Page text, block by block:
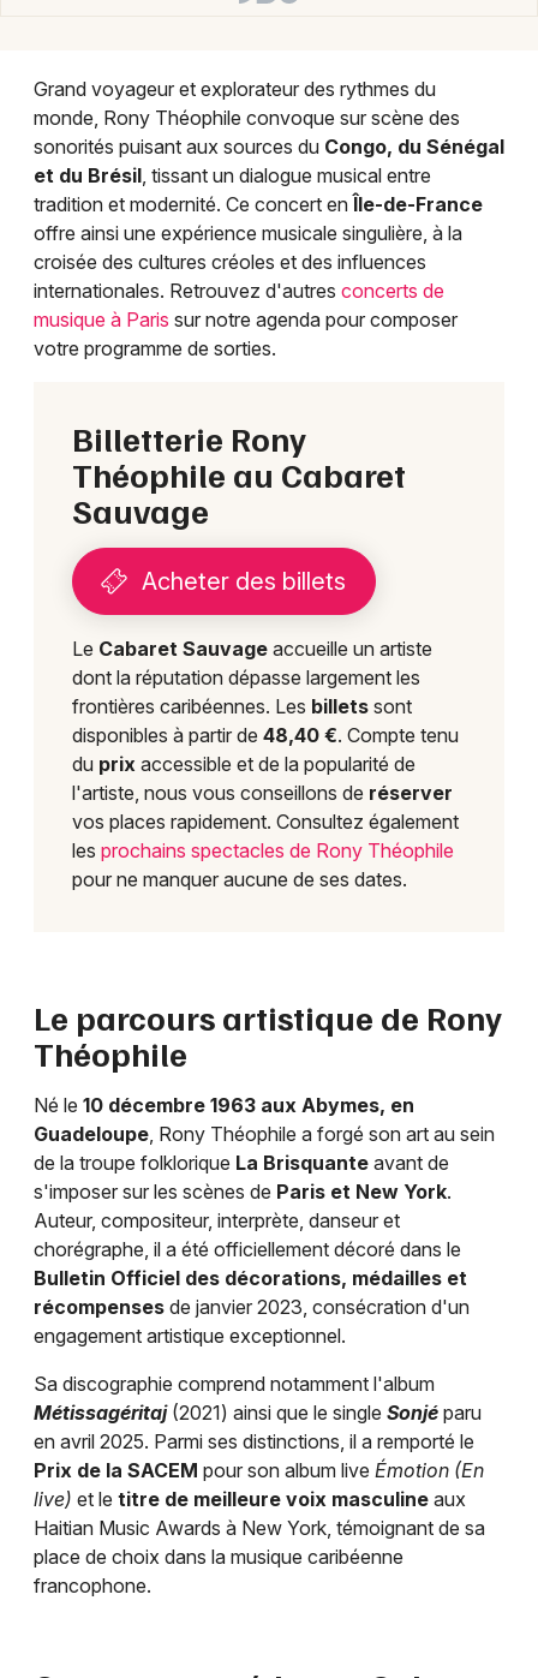
75 - Paris
Mon email
Je m'abonne
Grand voyageur et explorateur des rythmes du
monde, Rony Théophile convoque sur scène des
sonorités puisant aux sources du Congo, du Sénégal
et du Brésil, tissant un dialogue musical entre
tradition et modernité. Ce concert en Île-de-France
offre ainsi une expérience musicale singulière, à la
croisée des cultures créoles et des influences
internationales. Retrouvez d'autres concerts de
musique à Paris sur notre agenda pour composer
votre programme de sorties.
Billetterie Rony
Théophile au Cabaret
Sauvage
Acheter des billets
Le Cabaret Sauvage accueille un artiste
dont la réputation dépasse largement les
frontières caribéennes. Les billets sont
disponibles à partir de 48,40 €. Compte tenu
du prix accessible et de la popularité de
l'artiste, nous vous conseillons de réserver
vos places rapidement. Consultez également
les prochains spectacles de Rony Théophile
pour ne manquer aucune de ses dates.
Le parcours artistique de Rony
Théophile
Né le 10 décembre 1963 aux Abymes, en
Guadeloupe, Rony Théophile a forgé son art au sein
de la troupe folklorique La Brisquante avant de
s'imposer sur les scènes de Paris et New York.
Auteur, compositeur, interprète, danseur et
chorégraphe, il a été officiellement décoré dans le
Bulletin Officiel des décorations, médailles et
récompenses de janvier 2023, consécration d'un
engagement artistique exceptionnel.
Sa discographie comprend notamment l'album
Métissagéritaj(2021) ainsi que le single Sonjé paru
en avril 2025. Parmi ses distinctions, il a remporté le
Prix de la SACEM pour son album live Émotion (En
live) et le titre de meilleure voix masculine aux
Haitian Music Awards à New York, témoignant de sa
place de choix dans la musique caribéenne
francophone.